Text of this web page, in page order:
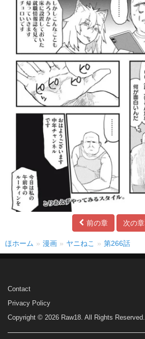
前の章 次の章
ほホーム 漫画 ヤニねこ 第266話
Contact
Privacy Policy
Copyright © 2026 Raw18. All Rights Reserved.